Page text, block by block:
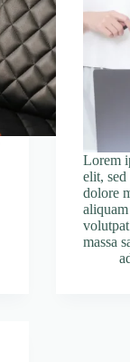
Lorem
elit,
dolore
massa